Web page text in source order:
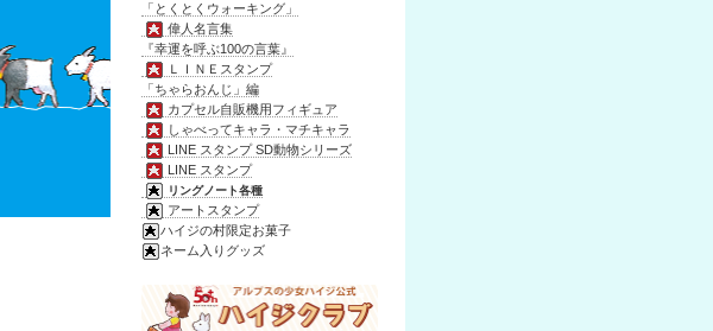
「とくとくウォーキング」
偉人名言集
『幸運を呼ぶ100の言葉』
ＬＩＮＥスタンプ
「ちゃらおんじ」編
カプセル自販機用フィギュア
しゃべってキャラ・マチキャラ
LINE スタンプ SD動物シリーズ
LINE スタンプ
リングノート各種
アートスタンプ
ハイジの村限定お菓子
ネーム入りグッズ